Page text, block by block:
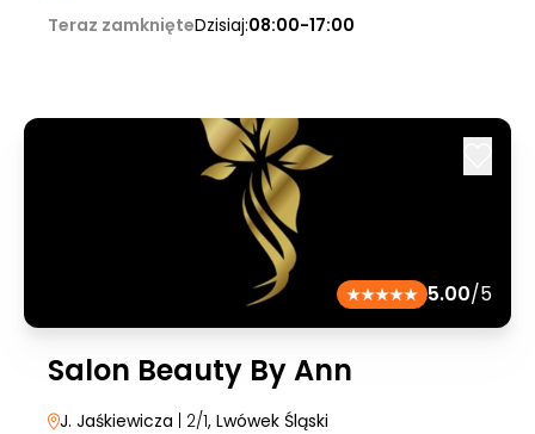
Teraz zamknięteDzisiaj:08:00-17:00
5.00/5
Salon Beauty By Ann
J. Jaśkiewicza | 2/1, Lwówek Śląski